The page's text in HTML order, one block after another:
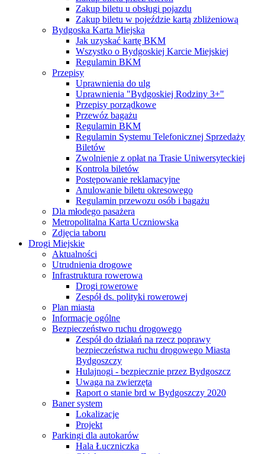
Zakup biletu u obsługi pojazdu
Zakup biletu w pojeździe kartą zbliżeniową
Bydgoska Karta Miejska
Jak uzyskać kartę BKM
Wszystko o Bydgoskiej Karcie Miejskiej
Regulamin BKM
Przepisy
Uprawnienia do ulg
Uprawnienia "Bydgoskiej Rodziny 3+"
Przepisy porządkowe
Przewóz bagażu
Regulamin BKM
Regulamin Systemu Telefonicznej Sprzedaży
Biletów
Zwolnienie z opłat na Trasie Uniwersyteckiej
Kontrola biletów
Postępowanie reklamacyjne
Anulowanie biletu okresowego
Regulamin przewozu osób i bagażu
Dla młodego pasażera
Metropolitalna Karta Uczniowska
Zdjęcia taboru
Drogi Miejskie
Aktualności
Utrudnienia drogowe
Infrastruktura rowerowa
Drogi rowerowe
Zespół ds. polityki rowerowej
Plan miasta
Informacje ogólne
Bezpieczeństwo ruchu drogowego
Zespół do działań na rzecz poprawy
bezpieczeństwa ruchu drogowego Miasta
Bydgoszczy
Hulajnogi - bezpiecznie przez Bydgoszcz
Uwaga na zwierzęta
Raport o stanie brd w Bydgoszczy 2020
Baner system
Lokalizacje
Projekt
Parkingi dla autokarów
Hala Łuczniczka